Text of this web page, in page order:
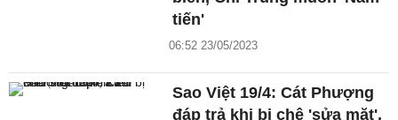
tiến'
06:52 23/05/2023
Sao Việt 19/4: Cát Phượng
đáp trả khi bị chê 'sửa mặt',